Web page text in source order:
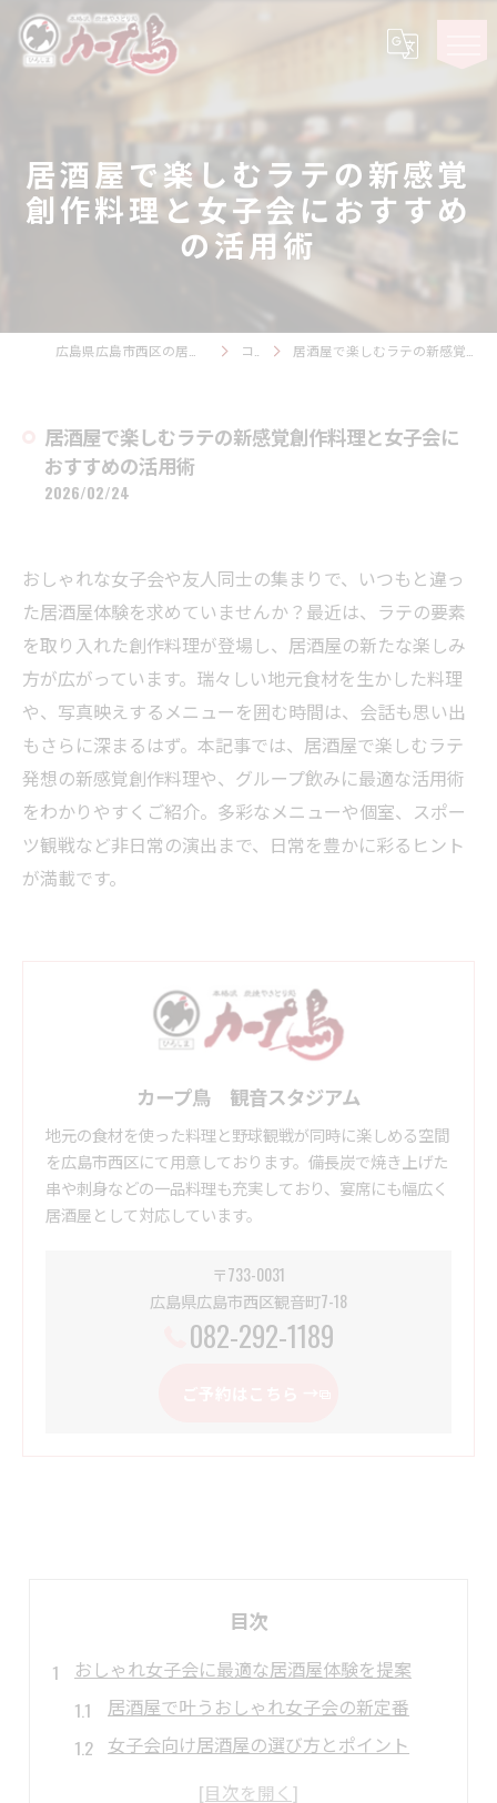
居酒屋で楽しむラテの新感覚
創作料理と女子会におすすめ
の活用術
コラム 居酒屋で楽しむラテの新感覚創作料理と女子会におすすめの活用術
居酒屋で楽しむラテの新感覚創作料理と女子会に
おすすめの活用術
2026/02/24
おしゃれな女子会や友人同士の集まりで、いつもと違っ
た居酒屋体験を求めていませんか？最近は、ラテの要素
を取り入れた創作料理が登場し、居酒屋の新たな楽しみ
方が広がっています。瑞々しい地元食材を生かした料理
や、写真映えするメニューを囲む時間は、会話も思い出
もさらに深まるはず。本記事では、居酒屋で楽しむラテ
発想の新感覚創作料理や、グループ飲みに最適な活用術
をわかりやすくご紹介。多彩なメニューや個室、スポー
ツ観戦など非日常の演出まで、日常を豊かに彩るヒント
が満載です。
カープ鳥 観音スタジアム
地元の食材を使った料理と野球観戦が同時に楽しめる空間
を広島市西区にて用意しております。備長炭で焼き上げた
串や刺身などの一品料理も充実しており、宴席にも幅広く
居酒屋として対応しています。
〒733-0031
広島県広島市西区観音町7-18
082-292-1189
目次
おしゃれ女子会に最適な居酒屋体験を提案
居酒屋で叶うおしゃれ女子会の新定番
女子会向け居酒屋の選び方とポイント
居酒屋で盛り上がる女子会のコツを解説